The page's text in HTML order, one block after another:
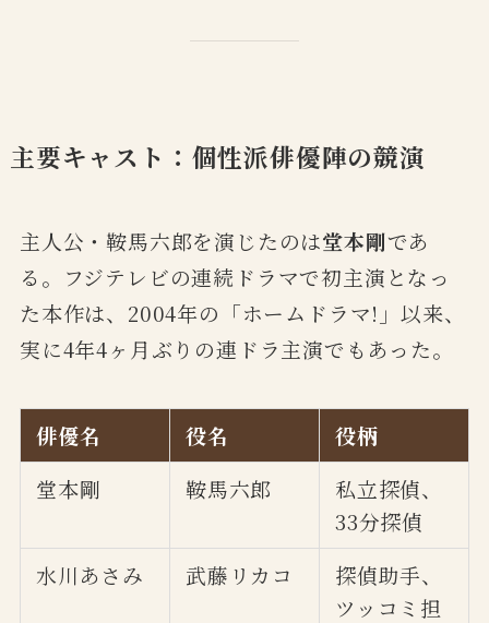
主要キャスト：個性派俳優陣の競演
主人公・鞍馬六郎を演じたのは堂本剛であ
る。フジテレビの連続ドラマで初主演となっ
た本作は、2004年の「ホームドラマ!」以来、
実に4年4ヶ月ぶりの連ドラ主演でもあった。
俳優名 役名
役柄
堂本剛
鞍馬六郎
私立探偵、
33分探偵
水川あさみ
武藤リカコ
探偵助手、
ツッコミ担